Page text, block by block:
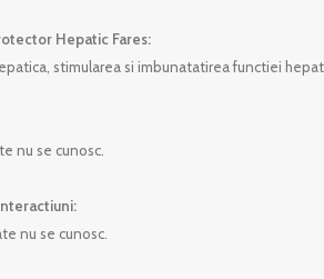
Hepatic Fares:
stimularea si imbunatatirea functiei
nu se cunosc.
nu se cunosc.